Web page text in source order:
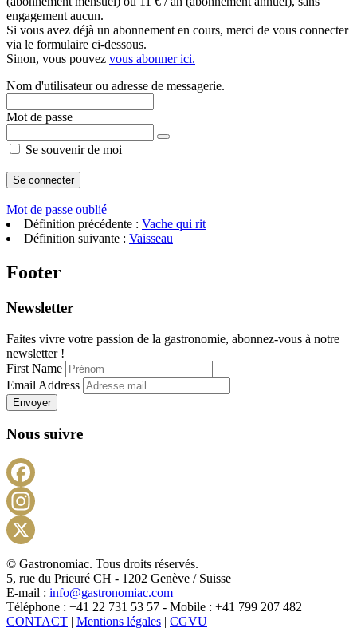
engagement aucun.
Si vous avez déjà un abonnement en cours, merci de vous connecter
via le formulaire ci-dessous.
Sinon, vous pouvez vous abonner ici.
Nom d'utilisateur ou adresse de messagerie.
Mot de passe
Se souvenir de moi
Mot de passe oublié
Définition précédente : Vache qui rit
Définition suivante : Vaisseau
Footer
Newsletter
Faites vivre votre passion de la gastronomie, abonnez-vous à notre
newsletter !
First Name
Email Address
Envoyer
Nous suivre
X
© Gastronomiac. Tous droits réservés.
5, rue du Prieuré CH - 1202 Genève / Suisse
E-mail : info@gastronomiac.com
Téléphone : +41 22 731 53 57 - Mobile : +41 799 207 482
CONTACT | Mentions légales | CGVU